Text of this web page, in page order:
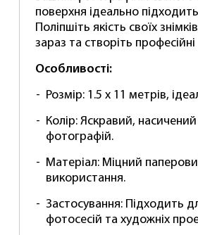
поверхня ідеально
Поліпшіть якість своїх
зараз та створіть
Особливості:
Розмір: 1.5 x 11 метрів,
Колір: Яскравий,
фотографій.
Матеріал: Міцний
використання.
Застосування: Підходить
фотосесій та художніх